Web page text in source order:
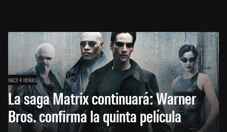
HACE 4 HORAS
La saga Matrix continuará: Warner
Bros. confirma la quinta película